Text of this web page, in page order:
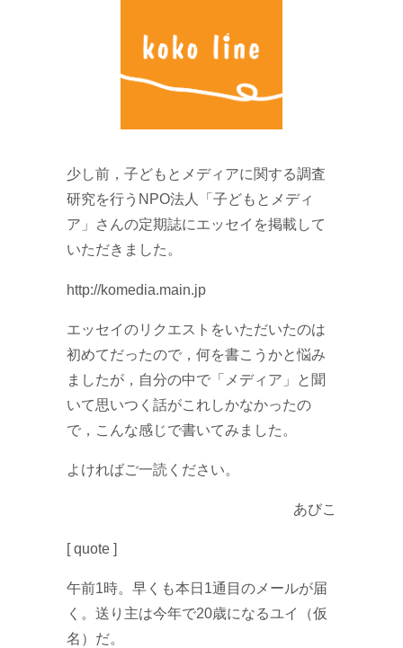
少し前，子どもとメディアに関する調査
研究を行うNPO法人「子どもとメディ
ア」さんの定期誌にエッセイを掲載して
いただきました。
http://komedia.main.jp
エッセイのリクエストをいただいたのは
初めてだったので，何を書こうかと悩み
ましたが，自分の中で「メディア」と聞
いて思いつく話がこれしかなかったの
で，こんな感じで書いてみました。
よければご一読ください。
あびこ
[ quote ]
午前1時。早くも本日1通目のメールが届
く。送り主は今年で20歳になるユイ（仮
名）だ。